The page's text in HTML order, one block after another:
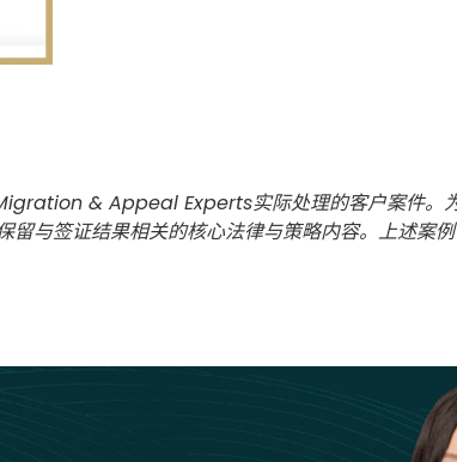
& Appeal Experts实际处理的客户案件。
留与签证结果相关的核心法律与策略内容。上述案